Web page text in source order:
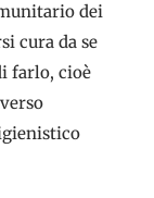
dei
cura da se
farlo, cioè